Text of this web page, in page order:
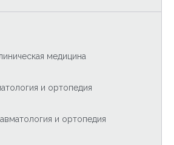
медицина
и ортопедия
и ортопедия